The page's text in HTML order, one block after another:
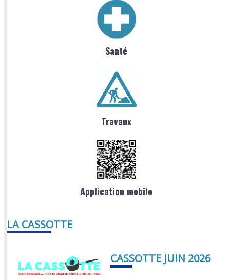
Santé
Travaux
Application mobile
LA CASSOTTE
CASSOTTE JUIN 2026